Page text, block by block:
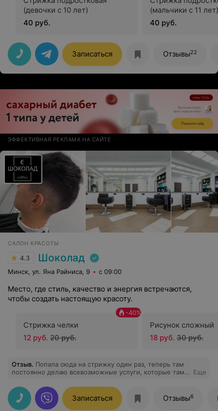
(девочки с 10 лет)
40 руб.
(мальчики с 11 лет)
40 руб.
Записаться Отзывы22
ЭФФЕКТИВНАЯ РЕКЛАМА НА САЙТЕ
САЛОН КРАСОТЫ
4.3 Шоколад
Минск, ул. Яна Райниса, 9 с 09:00
Место, где стиль, качество и энергия встречаются,
чтобы создать настоящую красоту.
Стрижка челки
-40%
12 руб. 20 руб.
Рисунок сложный
18 руб. 30 руб.
Отзыв. Попала сюда на стрижку один раз, теперь там
постоянно делаю всевозможные услуги, которые там
рекомендую)
Еще
Записаться Отзывы6